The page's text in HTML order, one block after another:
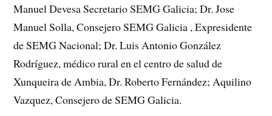
Manuel Devesa Secretario SEMG Galicia; Dr. Jose
Manuel Solla, Consejero SEMG Galicia , Expresidente
de SEMG Nacional; Dr. Luis Antonio González
Rodríguez, médico rural en el centro de salud de
Xunqueira de Ambia, Dr. Roberto Fernández; Aquilino
Vazquez, Consejero de SEMG Galicia.